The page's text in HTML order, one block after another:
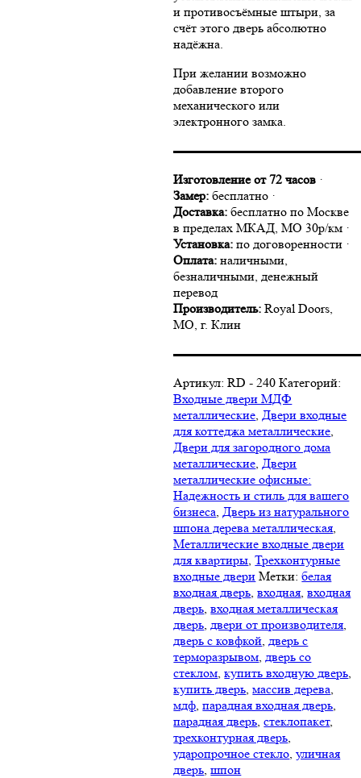
и противосъёмные штыри, за
счёт этого дверь абсолютно
надёжна.
При желании возможно
добавление второго
механического или
электронного замка.
Изготовление от 72 часов ·
Замер: бесплатно ·
Доставка: бесплатно по Москве
в пределах МКАД, МО 30р/км ·
Установка: по договоренности ·
Оплата: наличными,
безналичными, денежный
перевод
Производитель:Royal Doors,
МО, г. Клин
Артикул:RD - 240 Категорий:
Входные двери МДФ
металлические Двери входные
для коттеджа металлические
Двери для загородного дома
металлические Двери
металлические офисные:
Надежность и стиль для вашего
бизнеса Дверь из натурального
шпона дерева металлическая
Металлические входные двери
для квартиры ,Трехконтурные
входные двери Метки:белая
входная дверь ,входная ,входная
дверь ,входная металлическая
дверь двери от производителя
дверь с ковфкой дверь с
терморазрывом дверь со
стеклом ,купить входную дверь
купить дверь ,массив дерева
мдф ,парадная входная дверь
парадная дверь ,стеклопакет,
трехконтурная дверь
ударопрочное стекло ,уличная
дверь ,шпон